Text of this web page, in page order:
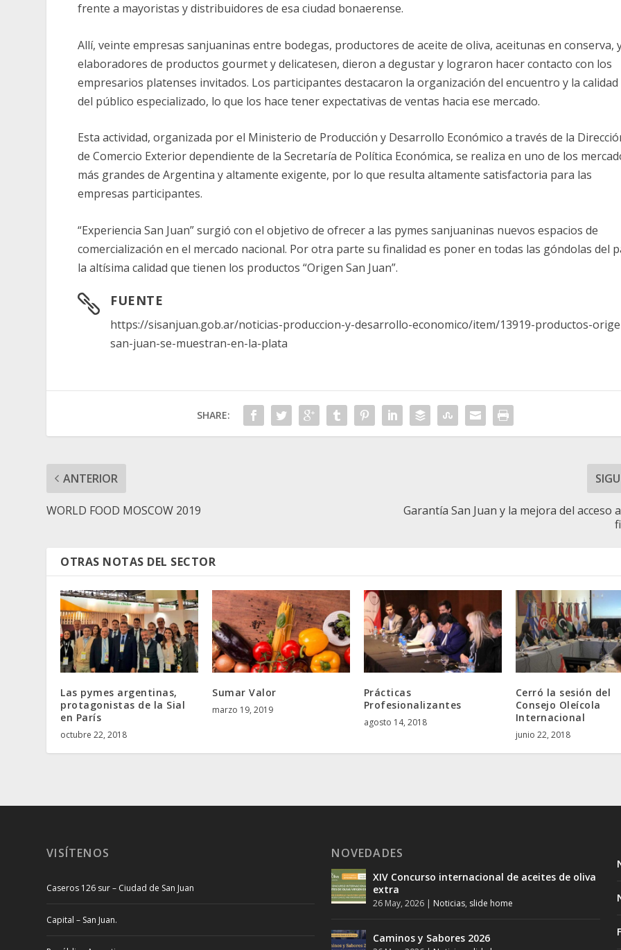
frente a mayoristas y distribuidores de esa ciudad bonaerense.
Allí, veinte empresas sanjuaninas entre bodegas, productores de aceite de oliva, aceitunas en conserva,
elaboradores de productos gourmet y delicatesen, dieron a degustar y lograron hacer contacto con los
empresarios platenses invitados. Los participantes destacaron la organización del encuentro y la calidad
del público especializado, lo que los hace tener expectativas de ventas hacia ese mercado.
Esta actividad, organizada por el Ministerio de Producción y Desarrollo Económico a través de la
de Comercio Exterior dependiente de la Secretaría de Política Económica, se realiza en uno de los
más grandes de Argentina y altamente exigente, por lo que resulta altamente satisfactoria para las
empresas participantes.
“Experiencia San Juan” surgió con el objetivo de ofrecer a las pymes sanjuaninas nuevos espacios de
comercialización en el mercado nacional. Por otra parte su finalidad es poner en todas las góndolas del
la altísima calidad que tienen los productos “Origen San Juan”.
 FUENTE
https://sisanjuan.gob.ar/noticias-produccion-y-desarrollo-economico/item/13919-productos-
san-juan-se-muestran-en-la-plata
SHARE:
ANTERIOR
WORLD FOOD MOSCOW 2019
Garantía San Juan y la mejora del acceso
OTRAS NOTAS DEL SECTOR
Las pymes argentinas,
protagonistas de la Sial
en París
octubre 22, 2018
Sumar Valor
marzo 19, 2019
Prácticas
Profesionalizantes
agosto 14, 2018
Cerró la sesión del
Consejo Oleícola
Internacional
junio 22, 2018
VISÍTENOS
Caseros 126 sur – Ciudad de San Juan
Capital – San Juan.
NOVEDADES
XIV Concurso internacional de aceites de oliva
extra
26 May, 2026 | Noticias, slide home
Caminos y Sabores 2026